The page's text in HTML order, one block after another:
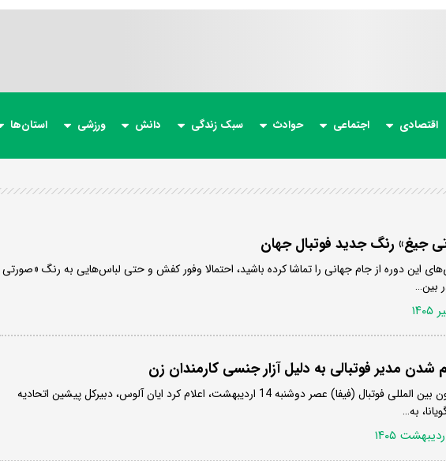
اقتصادی اجتماعی حوادث سبک زندگی دانش ورزشی استان‌ها
جیغ» رنگ جدید فوتبال جهان
این دوره از جام جهانی را تماشا کرده باشید، احتمالا وفور کفش و حتی لباس‌هایی به رنگ «صورتی
بین…
شدن مدیر فوتبالی به دلیل آزار جنسی کارمندان زن
فدراسیون بین المللی فوتبال (فیفا) عصر دوشنبه 14 اردیبهشت، اعلام کرد ایان آلوس، دبیرکل پیشین اتحادیه
به…